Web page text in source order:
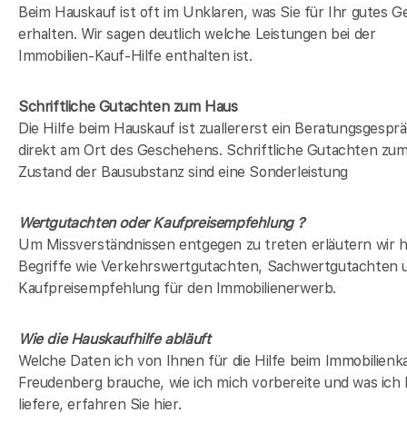
Beim Hauskauf ist oft im Unklaren, was Sie für Ihr gutes
erhalten. Wir sagen deutlich welche Leistungen bei der
Immobilien-Kauf-Hilfe enthalten ist.
Schriftliche Gutachten zum Haus
Die Hilfe beim Hauskauf ist zuallererst ein
direkt am Ort des Geschehens. Schriftliche Gutachten
Zustand der Bausubstanz sind eine Sonderleistung
Wertgutachten oder Kaufpreisempfehlung ?
Um Missverständnissen entgegen zu treten erläutern wir
Begriffe wie Verkehrswertgutachten, Sachwertgutachten
Kaufpreisempfehlung für den Immobilienerwerb.
Wie die Hauskaufhilfe abläuft
Welche Daten ich von Ihnen für die Hilfe beim
Freudenberg brauche, wie ich mich vorbereite und was ich
liefere, erfahren Sie hier.